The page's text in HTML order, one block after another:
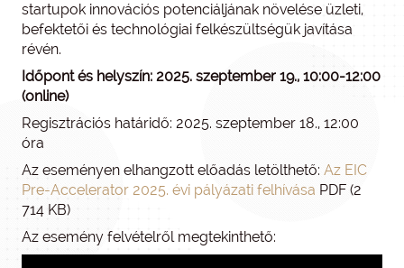
startupok innovációs potenciáljának növelése üzleti,
befektetői és technológiai felkészültségük javítása
révén.
Időpont és helyszín: 2025. szeptember 19., 10:00-12:00
(online)
Regisztrációs határidő: 2025. szeptember 18., 12:00
óra
Az eseményen elhangzott előadás letölthető: Az EIC
Pre-Accelerator 2025. évi pályázati felhívása PDF (2
714 KB)
Az esemény felvételről megtekinthető: